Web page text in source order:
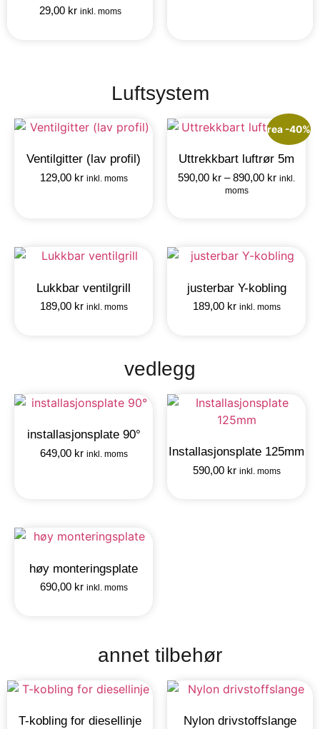
29,00 kr inkl. moms
Luftsystem
Ventilgitter (lav profil)
129,00 kr inkl. moms
rea -40%
Uttrekkbart luftrør 5m
590,00 kr –890,00 kr inkl.
moms
Lukkbar ventilgrill
189,00 kr inkl. moms
justerbar Y-kobling
189,00 kr inkl. moms
vedlegg
installasjonsplate 90°
649,00 kr inkl. moms Installasjonsplate 125mm
590,00 kr inkl. moms
høy monteringsplate
690,00 kr inkl. moms
annet tilbehør
T-kobling for diesellinje Nylon drivstoffslange